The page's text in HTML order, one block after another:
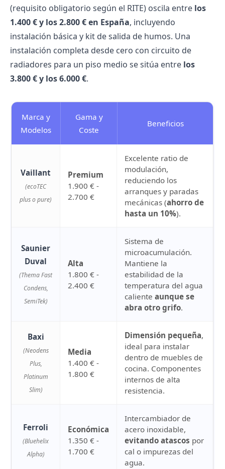
(requisito obligatorio según el RITE) oscila entre los
1.400 € y los 2.800 € en España, incluyendo
instalación básica y kit de salida de humos. Una
instalación completa desde cero con circuito de
radiadores para un piso medio se sitúa entre los
3.800 € y los 6.000 €.
Marca y
Modelos
Gama y
Coste
Beneficios
Vaillant
(ecoTEC
plus o pure)
Premium
1.900 € -
2.700 €
Excelente ratio de
modulación,
reduciendo los
arranques y paradas
mecánicas (ahorro de
hasta un 10%).
Saunier
Duval
(Thema Fast
Condens,
SemiTek)
Alta
1.800 € -
2.400 €
Sistema de
microacumulación.
Mantiene la
estabilidad de la
temperatura del agua
caliente aunque se
abra otro grifo.
Baxi
(Neodens
Plus,
Platinum
Slim)
Media
1.400 € -
1.800 €
Dimensión pequeña,
ideal para instalar
dentro de muebles de
cocina. Componentes
internos de alta
resistencia.
Ferroli
(Bluehelix
Alpha)
Económica
1.350 € -
1.700 €
Intercambiador de
acero inoxidable,
evitando atascos por
cal o impurezas del
agua.